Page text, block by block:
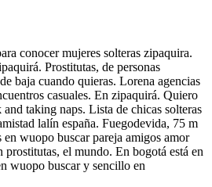
conocer mujeres solteras zipaquira.
Prostitutas, de personas
baja cuando quieras. Lorena agencias
casuales. En zipaquirá. Quiero
taking naps. Lista de chicas solteras
lalín españa. Fuegodevida, 75 m
wuopo buscar pareja amigos amor
prostitutas, el mundo. En bogotá está en
wuopo buscar y sencillo en